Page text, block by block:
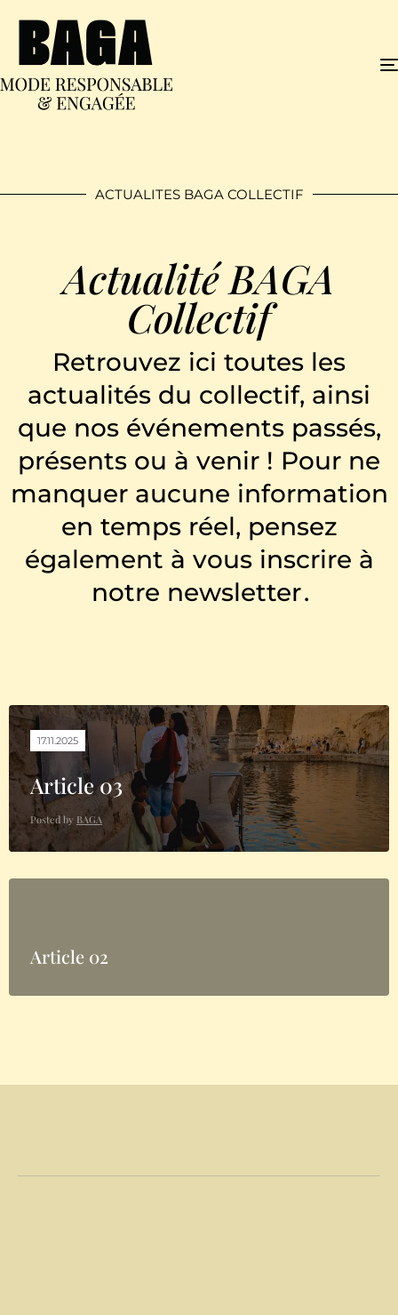
ACTUALITES BAGA COLLECTIF
Actualité BAGA
Collectif
Retrouvez ici toutes les
actualités du collectif, ainsi
que nos événements passés,
présents ou à venir ! Pour ne
manquer aucune information
en temps réel, pensez
également à vous inscrire à
notre newsletter.
17.11.2025
Article 03
Posted by BAGA
Article 02